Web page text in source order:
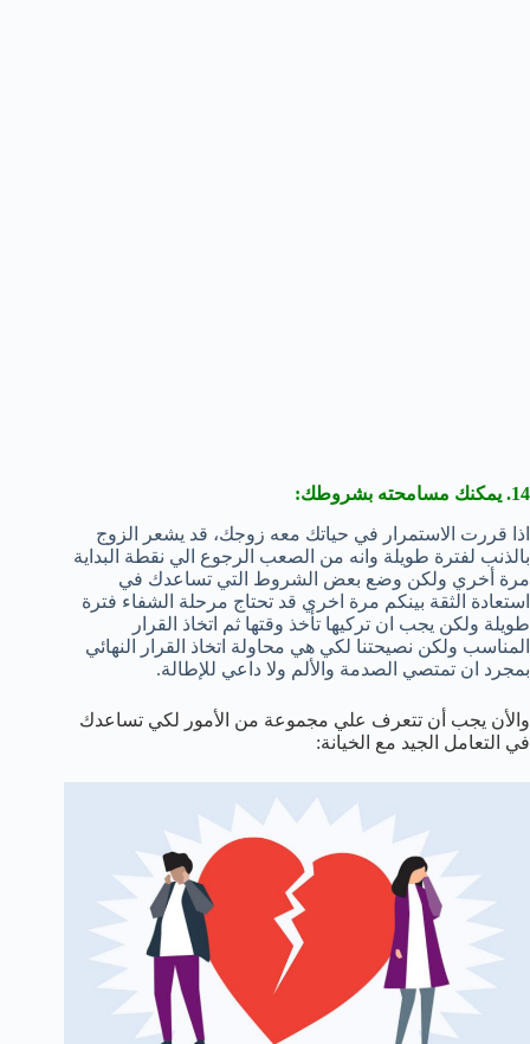
14. يمكنك مسامحته بشروطك:
اذا قررت الاستمرار في حياتك معه زوجك، قد يشعر الزوج
بالذنب لفترة طويلة وانه من الصعب الرجوع الي نقطة البداية
مرة أخري ولكن وضع بعض الشروط التي تساعدك في
استعادة الثقة بينكم مرة اخري قد تحتاج مرحلة الشفاء فترة
طويلة ولكن يجب ان تركيها تأخذ وقتها ثم اتخاذ القرار
المناسب ولكن نصيحتنا لكي هي محاولة اتخاذ القرار النهائي
بمجرد ان تمتصي الصدمة والألم ولا داعي للإطالة.
والأن يجب أن تتعرف علي مجموعة من الأمور لكي تساعدك
في التعامل الجيد مع الخيانة: